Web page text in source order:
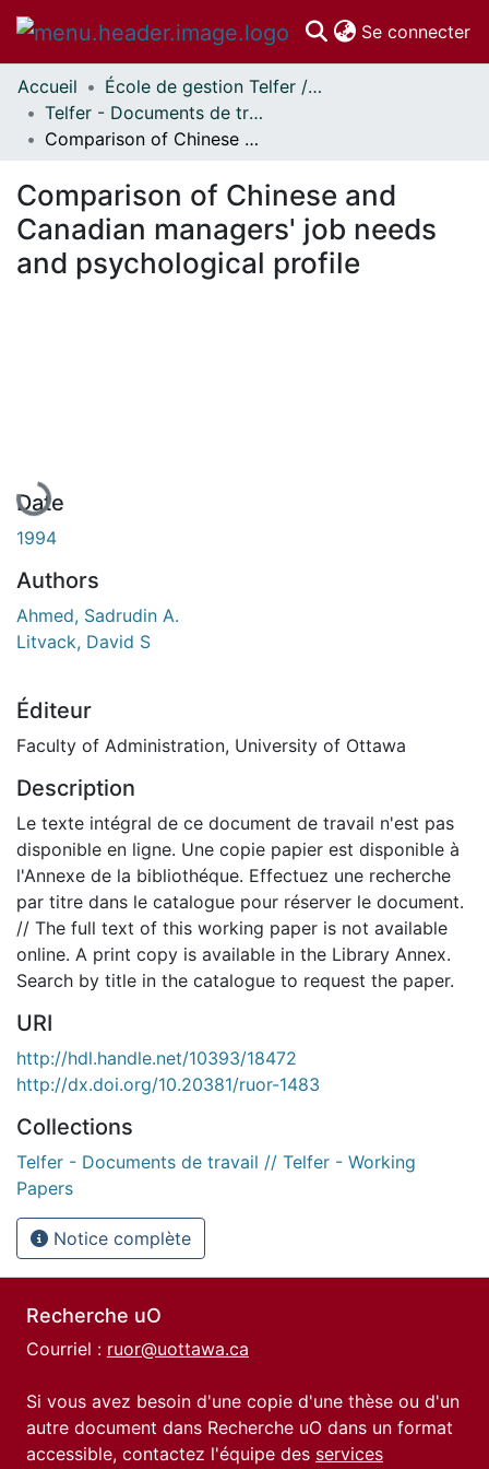
Se connecter
Communautés
et collections
Parcourir
À propos
Accueil
École de gestion Telfer // Telfer School of Management
Telfer - Documents de travail // Telfer - Working Papers
Comparison of Chinese and Canadian managers' job needs and psychological profile
Comparison of Chinese and
Canadian managers' job needs
and psychological profile
Date
1994
Authors
Ahmed, Sadrudin A.
Litvack, David S
Éditeur
Faculty of Administration, University of Ottawa
Description
Le texte intégral de ce document de travail n'est pas
disponible en ligne. Une copie papier est disponible à
l'Annexe de la bibliothéque. Effectuez une recherche
par titre dans le catalogue pour réserver le document.
// The full text of this working paper is not available
online. A print copy is available in the Library Annex.
Search by title in the catalogue to request the paper.
URI
http://hdl.handle.net/10393/18472
http://dx.doi.org/10.20381/ruor-1483
Collections
Telfer - Documents de travail // Telfer - Working
Papers
Notice complète
Recherche uO
Courriel : ruor@uottawa.ca
Si vous avez besoin d'une copie d'une thèse ou d'un
autre document dans Recherche uO dans un format
accessible, contactez l'équipe des services